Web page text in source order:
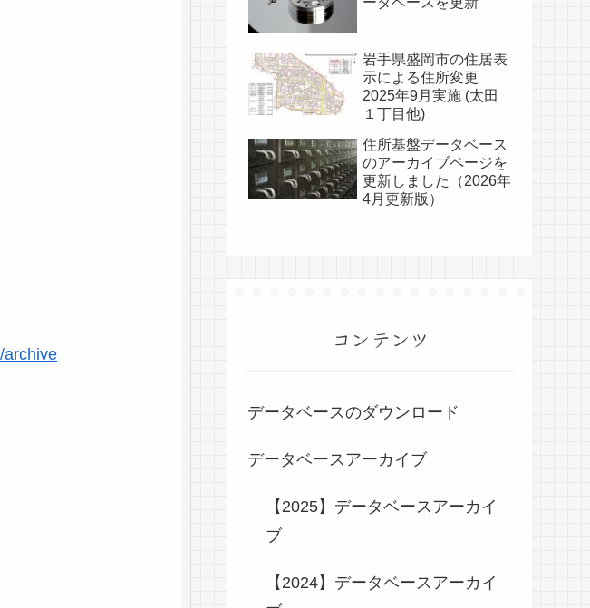
archive
岩手県盛岡市の住居表
示による住所変更
2025年9月実施 (太田
１丁目他)
住所基盤データベース
のアーカイブページを
更新しました（2026年
4月更新版）
コンテンツ
データベースのダウンロード
データベースアーカイブ
【2025】データベースアーカイ
ブ
【2024】データベースアーカイ